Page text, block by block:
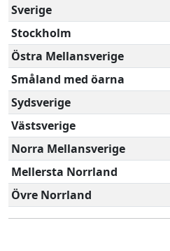
Sverige
Stockholm
Östra Mellansverige
Småland med öarna
Sydsverige
Västsverige
Norra Mellansverige
Mellersta Norrland
Övre Norrland